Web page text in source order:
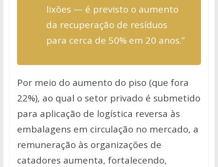
lixões — é previsto o aumento
da recuperação de resíduos
para cerca de 50% em 20 anos.”
Por meio do aumento do piso (que fora
22%), ao qual o setor privado é submetido
para aplicação de logística reversa às
embalagens em circulação no mercado, a
remuneração às organizações de
catadores aumenta, fortalecendo,